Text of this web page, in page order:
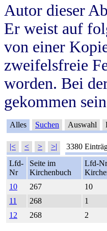
Autor dieser
Er weist auf
von einer
zweifelsfreie
worden. Bei
gekommen
Alles Suchen Auswahl
|< < > >| 3380
Lfd-
Nr
Seite im
Kirchenbuch
Lfd-
10
267 10
11
268 1
12
268 2